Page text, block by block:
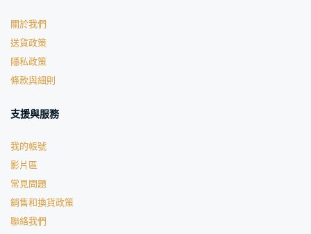
關於我們
送貨政策
隱私政策
條款與細則
支援與服務
我的帳號
影片區
常見問題
銷售和換貨政策
聯絡我們